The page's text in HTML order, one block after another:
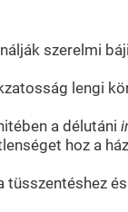
szerelmi
lengi
a délutáni
hoz a
tüsszentéshez